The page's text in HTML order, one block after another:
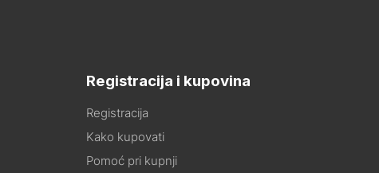
Registracija i kupovina
Registracija
Kako kupovati
Pomoć pri kupnji